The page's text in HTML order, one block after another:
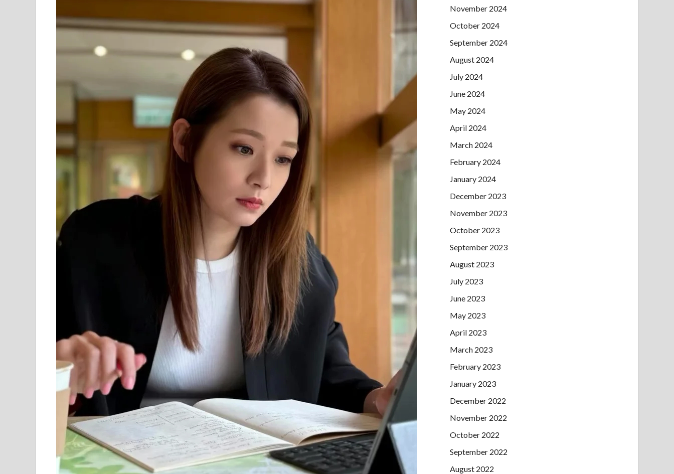
November 2024
October 2024
September 2024
August 2024
July 2024
June 2024
May 2024
April 2024
March 2024
February 2024
January 2024
December 2023
November 2023
October 2023
September 2023
August 2023
July 2023
June 2023
May 2023
April 2023
March 2023
February 2023
January 2023
December 2022
November 2022
October 2022
September 2022
August 2022